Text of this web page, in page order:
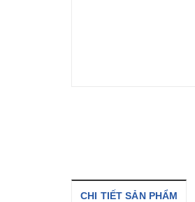
CHI TIẾT SẢN PHẨM